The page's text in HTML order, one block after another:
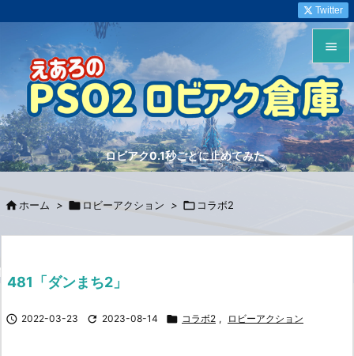
ロビアク0.1秒ごとに止めてみた


メニュ

サイド


Twitter
 ホーム >  ロビーアクション >  コラボ2
481「ダンまち2」
 2022-03-23  2023-08-14  コラボ2 , ロビーアクション